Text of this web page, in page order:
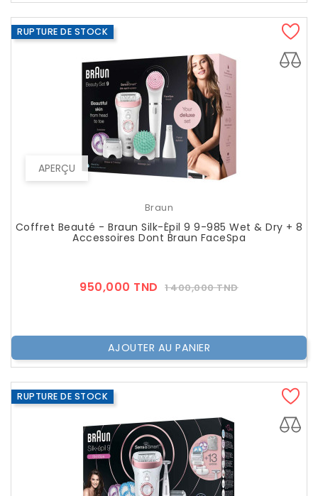
APERÇU
RUPTURE DE STOCK
Braun
Coffret Beauté - Braun Silk-Épil 9 9-985 Wet & Dry + 8
Accessoires Dont Braun FaceSpa
950,000 TND Prix
1 400,000 TNDPrix
AJOUTER AU PANIER
RUPTURE DE STOCK